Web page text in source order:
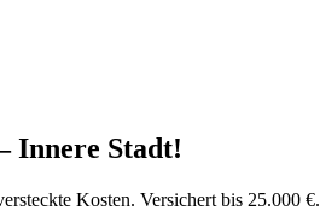
Innere Stadt!
Kosten. Versichert bis 25.000 €.